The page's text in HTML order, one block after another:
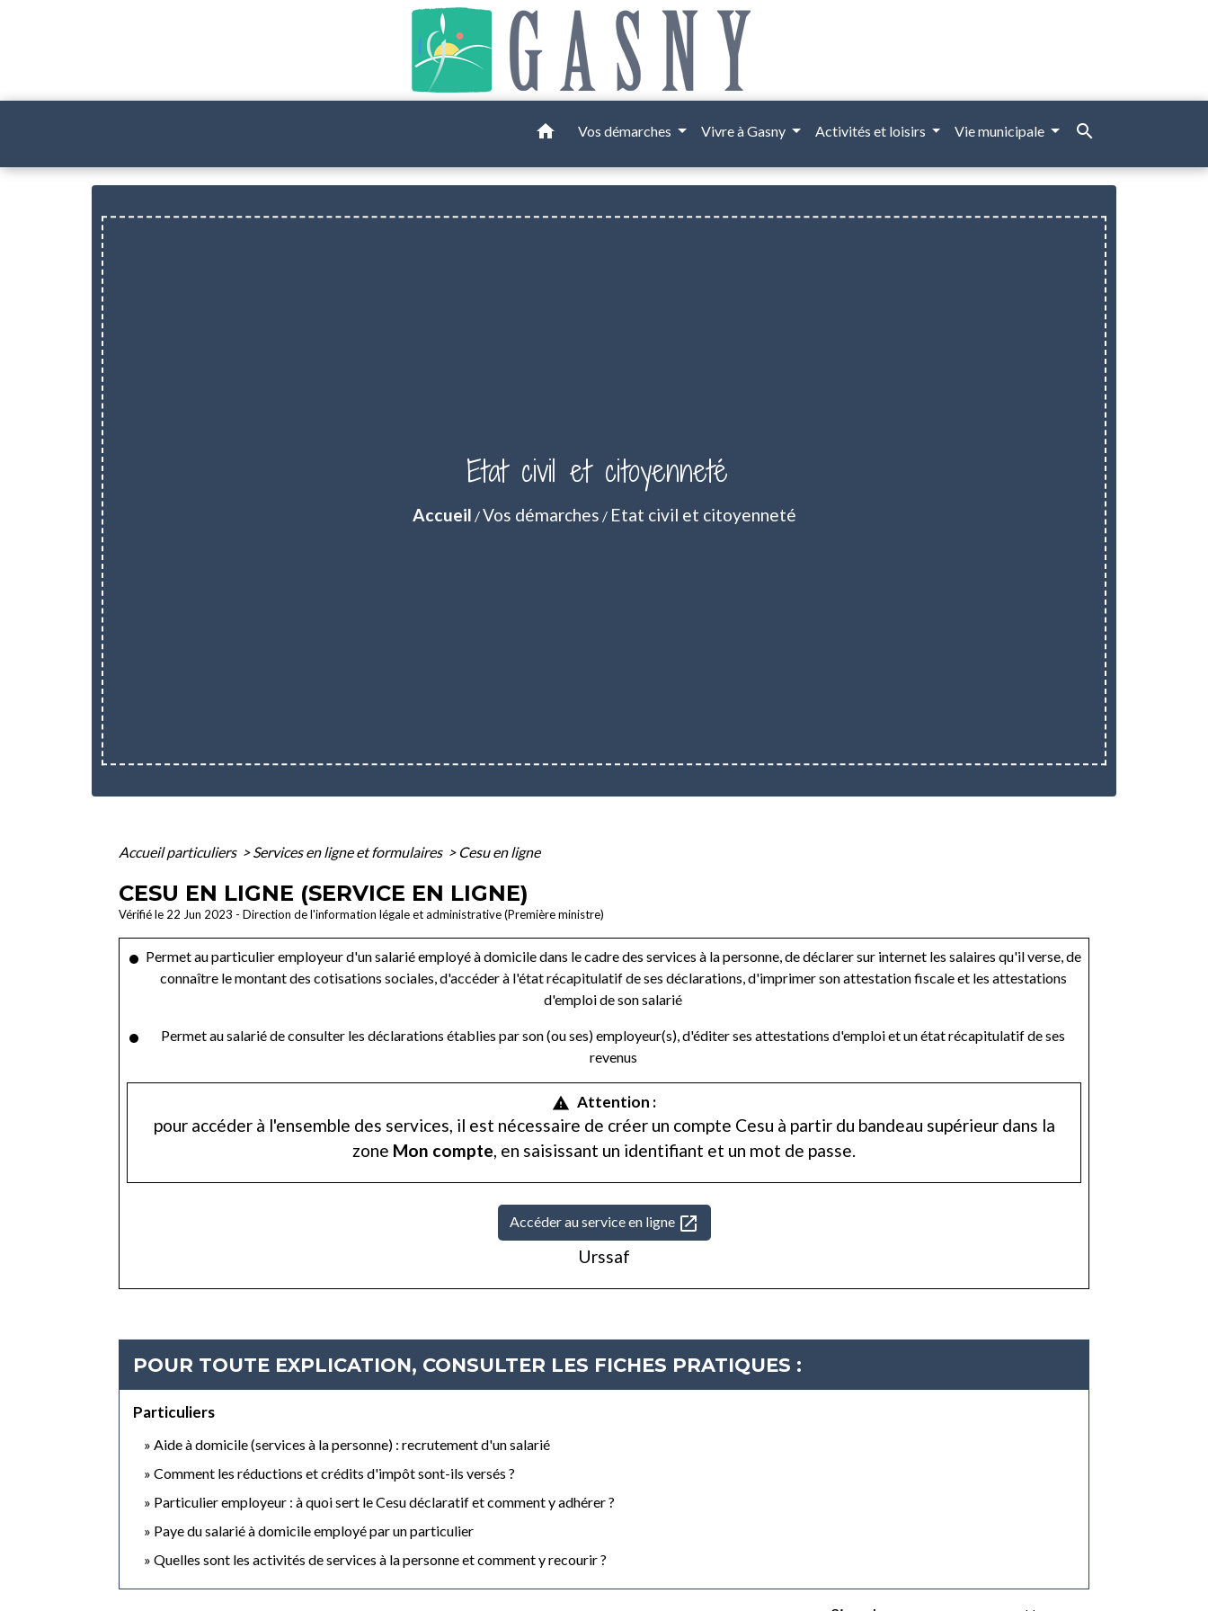
home Vos démarches Vivre à Gasny Activités et loisirs Vie municipale search
Etat civil et citoyenneté
Accueil /Vos démarches / Etat civil et citoyenneté
Accueil particuliers > Services en ligne et formulaires > Cesu en ligne
CESU EN LIGNE (SERVICE EN LIGNE)
Vérifié le 22 Jun 2023 - Direction de l'information légale et administrative (Première ministre)
Permet au particulier employeur d'un salarié employé à domicile dans le cadre des services à la personne, de déclarer sur internet les salaires qu'il verse, de
connaître le montant des cotisations sociales, d'accéder à l'état récapitulatif de ses déclarations, d'imprimer son attestation fiscale et les attestations
d'emploi de son salarié
Permet au salarié de consulter les déclarations établies par son (ou ses) employeur(s), d'éditer ses attestations d'emploi et un état récapitulatif de ses
revenus
warning Attention :
pour accéder à l'ensemble des services, il est nécessaire de créer un compte Cesu à partir du bandeau supérieur dans la
zone Mon compte , en saisissant un identifiant et un mot de passe.
Accéder au service en ligne open_in_new
Urssaf
POUR TOUTE EXPLICATION, CONSULTER LES FICHES PRATIQUES :
Particuliers
Aide à domicile (services à la personne) : recrutement d'un salarié
Comment les réductions et crédits d'impôt sont-ils versés ?
Particulier employeur : à quoi sert le Cesu déclaratif et comment y adhérer ?
Paye du salarié à domicile employé par un particulier
Quelles sont les activités de services à la personne et comment y recourir ?